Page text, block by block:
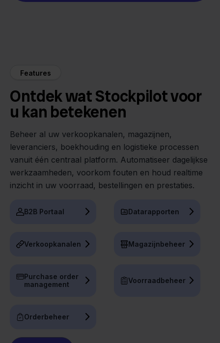
Features
Ontdek wat Stockpilot voor
u kan betekenen
Beheer al uw verkoopkanalen, magazijnen,
leveranciers, boekhouding en logistieke processen
vanuit één centraal platform. Automatiseer dagelijkse
werkzaamheden, voorkom fouten en houd realtime
inzicht in uw voorraad, bestellingen en prestaties.
B2B Portaal Datarapporten
Verkoopkanalen Magazijnbeheer
Purchase order
management
Voorraadbeheer
Orderbeheer